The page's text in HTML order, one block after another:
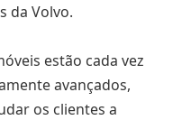
da Volvo.
estão cada vez
avançados,
os clientes a